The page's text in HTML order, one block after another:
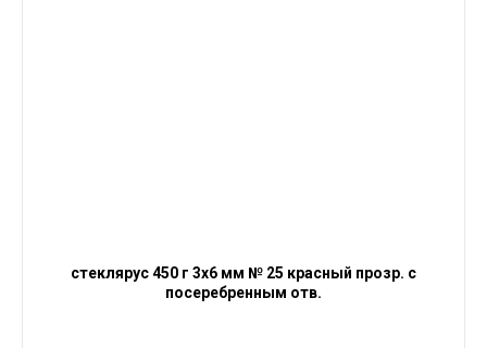
стеклярус 450 г 3х6 мм № 25 красный прозр. с
посеребренным отв.